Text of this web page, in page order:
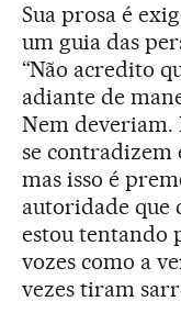
Sua prosa é
um guia das
“Não acredito
adiante de
Nem deveriam.
se contradizem
mas isso é
autoridade que
estou tentando
vozes como a
vezes tiram